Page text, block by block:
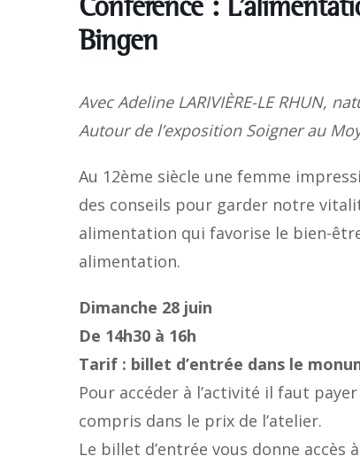
Conférence :
Bingen
Avec Adeline LARIVIÈRE-LE RHUN,
Autour de l’exposition Soigner au
Au 12ème siècle une femme
des conseils pour garder notre
alimentation qui favorise le bien-
alimentation.
Dimanche 28 juin
De 14h30 à 16h
Tarif : billet d’entrée dans le
Pour accéder à l’activité il faut
compris dans le prix de l’atelier.
Le billet d’entrée vous donne accès